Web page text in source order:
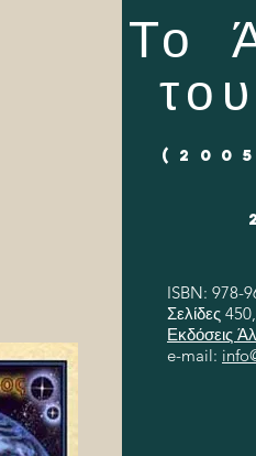
Το
ISBN: 978-
Σελίδες
Εκδόσεις
e-mail: